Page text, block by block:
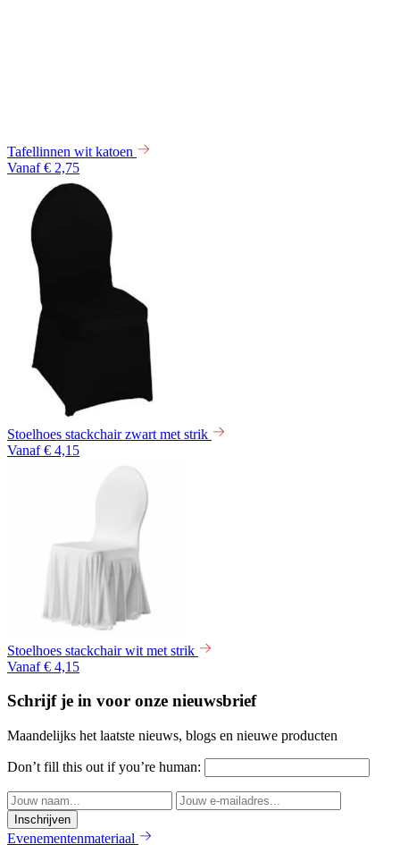
Tafellinnen wit katoen
Vanaf € 2,75
Stoelhoes stackchair zwart met strik
Vanaf € 4,15
Stoelhoes stackchair wit met strik
Vanaf € 4,15
Schrijf je in voor onze nieuwsbrief
Maandelijks het laatste nieuws, blogs en nieuwe producten
Don’t fill this out if you’re human:
Inschrijven
Evenementenmateriaal